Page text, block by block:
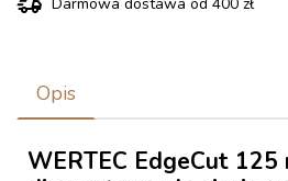
Opis
WERTEC EdgeCut 125